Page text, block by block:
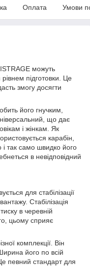
Оплата Умови
можуть
підготовки. Це
змогу досягти
його гнучким,
що дає
і жінкам. Як
карабін,
і так само швидко його
в невідповідний
для стабілізації
Стабілізація
в черевній
цьому сприяє
комплекції. Він
його по всій
певний стандарт для